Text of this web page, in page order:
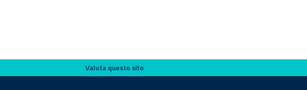
Valuta questo sito